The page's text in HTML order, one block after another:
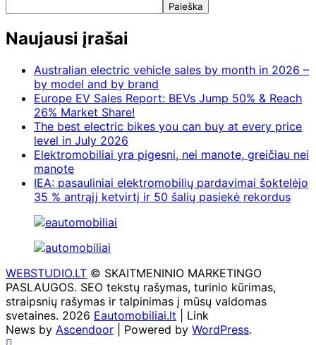
Paieška
Naujausi įrašai
Australian electric vehicle sales by month in 2026 –
by model and by brand
Europe EV Sales Report: BEVs Jump 50% & Reach
26% Market Share!
The best electric bikes you can buy at every price
level in July 2026
Elektromobiliai yra pigesni, nei manote, greičiau nei
manote
IEA: pasauliniai elektromobilių pardavimai šoktelėjo
35 % antrąjį ketvirtį ir 50 šalių pasiekė rekordus
WEBSTUDIO.LT © SKAITMENINIO MARKETINGO
PASLAUGOS. SEO tekstų rašymas, turinio kūrimas,
straipsnių rašymas ir talpinimas į mūsų valdomas
svetaines. 2026 Eautomobiliai.lt | Link
News by Ascendoor | Powered by WordPress.